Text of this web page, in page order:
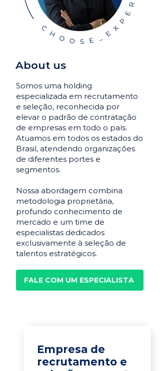
About us
Somos uma holding
especializada em recrutamento
e seleção, reconhecida por
elevar o padrão de contratação
de empresas em todo o país.
Atuamos em todos os estados do
Brasil, atendendo organizações
de diferentes portes e
segmentos.
Nossa abordagem combina
metodologia proprietária,
profundo conhecimento de
mercado e um time de
especialistas dedicados
exclusivamente à seleção de
talentos estratégicos.
FALE COM UM ESPECIALISTA
Empresa de
recrutamento e